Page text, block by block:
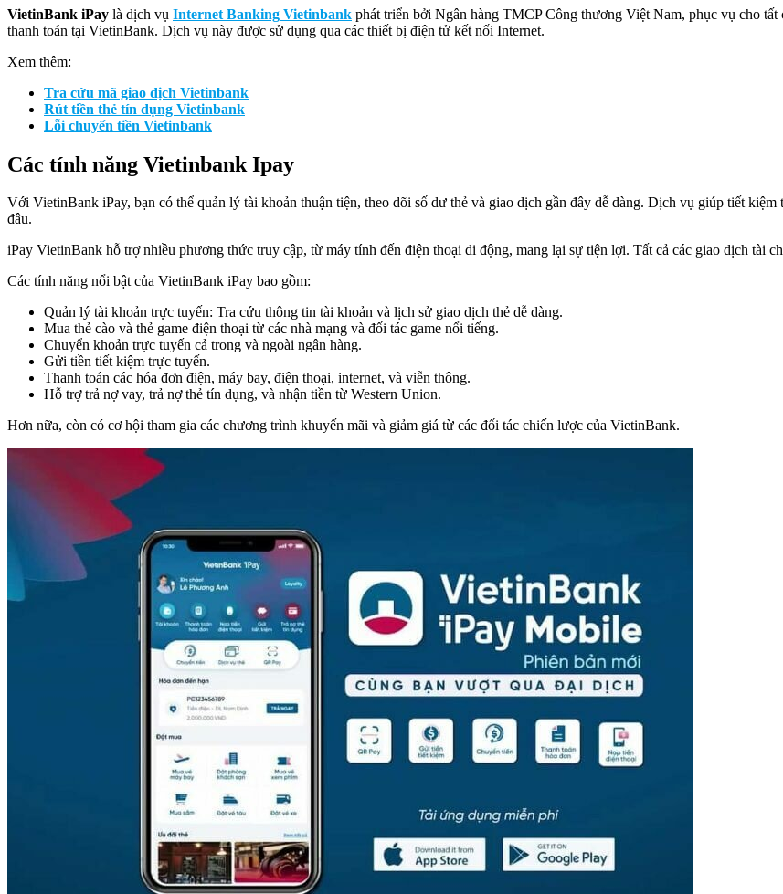
VietinBank iPay là dịch vụ Internet Banking Vietinbank phát triển bởi Ngân hàng TMCP Công thương Việt Nam, phục vụ cho
thanh toán tại VietinBank. Dịch vụ này được sử dụng qua các thiết bị điện tử kết nối Internet.
Xem thêm:
Tra cứu mã giao dịch Vietinbank
Rút tiền thẻ tín dụng Vietinbank
Lỗi chuyển tiền Vietinbank
Các tính năng Vietinbank Ipay
Với VietinBank iPay, bạn có thể quản lý tài khoản thuận tiện, theo dõi số dư thẻ và giao dịch gần đây dễ dàng. Dịch vụ giúp tiết
đâu.
iPay VietinBank hỗ trợ nhiều phương thức truy cập, từ máy tính đến điện thoại di động, mang lại sự tiện lợi. Tất cả các giao dịch tài
Các tính năng nổi bật của VietinBank iPay bao gồm:
Quản lý tài khoản trực tuyến: Tra cứu thông tin tài khoản và lịch sử giao dịch thẻ dễ dàng.
Mua thẻ cào và thẻ game điện thoại từ các nhà mạng và đối tác game nổi tiếng.
Chuyển khoản trực tuyến cả trong và ngoài ngân hàng.
Gửi tiền tiết kiệm trực tuyến.
Thanh toán các hóa đơn điện, máy bay, điện thoại, internet, và viễn thông.
Hỗ trợ trả nợ vay, trả nợ thẻ tín dụng, và nhận tiền từ Western Union.
Hơn nữa, còn có cơ hội tham gia các chương trình khuyến mãi và giảm giá từ các đối tác chiến lược của VietinBank.